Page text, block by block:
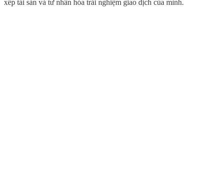
xếp tài sản và tư nhân hóa trải nghiệm giao dịch của mình.